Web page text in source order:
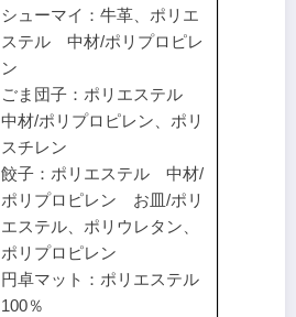
シューマイ：牛革、ポリエ
ステル 中材/ポリプロピレ
ン
ごま団子：ポリエステル
中材/ポリプロピレン、ポリ
スチレン
餃子：ポリエステル 中材/
ポリプロピレン お皿/ポリ
エステル、ポリウレタン、
ポリプロピレン
円卓マット：ポリエステル
100％